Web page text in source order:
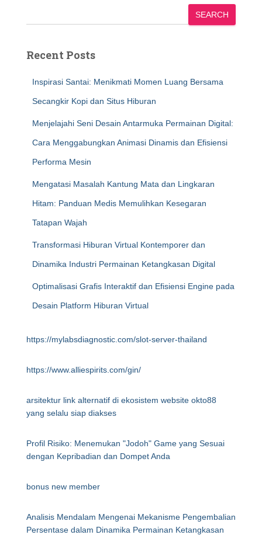
SEARCH
Recent Posts
Inspirasi Santai: Menikmati Momen Luang Bersama
Secangkir Kopi dan Situs Hiburan
Menjelajahi Seni Desain Antarmuka Permainan Digital:
Cara Menggabungkan Animasi Dinamis dan Efisiensi
Performa Mesin
Mengatasi Masalah Kantung Mata dan Lingkaran
Hitam: Panduan Medis Memulihkan Kesegaran
Tatapan Wajah
Transformasi Hiburan Virtual Kontemporer dan
Dinamika Industri Permainan Ketangkasan Digital
Optimalisasi Grafis Interaktif dan Efisiensi Engine pada
Desain Platform Hiburan Virtual
https://mylabsdiagnostic.com/slot-server-thailand
https://www.alliespirits.com/gin/
arsitektur link alternatif di ekosistem website okto88
yang selalu siap diakses
Profil Risiko: Menemukan "Jodoh" Game yang Sesuai
dengan Kepribadian dan Dompet Anda
bonus new member
Analisis Mendalam Mengenai Mekanisme Pengembalian
Persentase dalam Dinamika Permainan Ketangkasan